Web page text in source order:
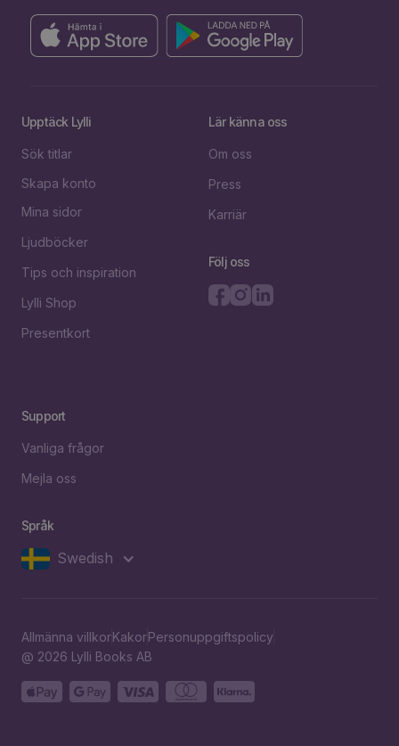
Upptäck Lylli
Sök titlar
Skapa konto
Mina sidor
Ljudböcker
Tips och inspiration
Lylli Shop
Presentkort
Lär känna oss
Om oss
Press
Karriär
Följ oss
Support
Vanliga frågor
Mejla oss
Språk
Swedish
Allmänna villkorKakorPersonuppgiftspolicy
@ 2026 Lylli Books AB